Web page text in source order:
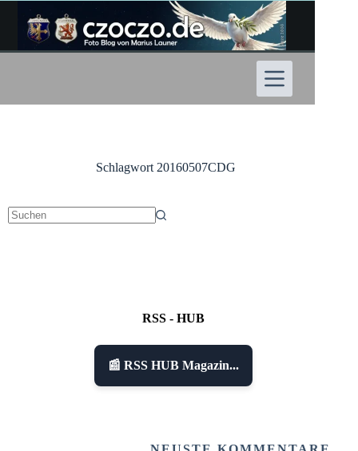
Inhalt
springen
Schlagwort20160507CDG
RSS - HUB
📰 RSS HUB Magazin...